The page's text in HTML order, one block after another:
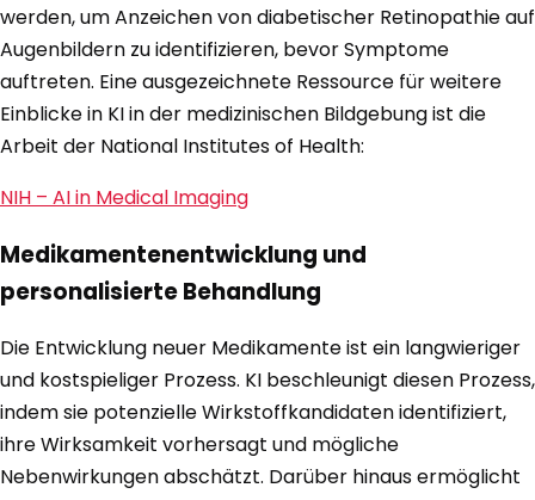
werden, um Anzeichen von diabetischer Retinopathie auf
Augenbildern zu identifizieren, bevor Symptome
auftreten. Eine ausgezeichnete Ressource für weitere
Einblicke in KI in der medizinischen Bildgebung ist die
Arbeit der National Institutes of Health:
NIH – AI in Medical Imaging
Medikamentenentwicklung und
personalisierte Behandlung
Die Entwicklung neuer Medikamente ist ein langwieriger
und kostspieliger Prozess. KI beschleunigt diesen Prozess,
indem sie potenzielle Wirkstoffkandidaten identifiziert,
ihre Wirksamkeit vorhersagt und mögliche
Nebenwirkungen abschätzt. Darüber hinaus ermöglicht